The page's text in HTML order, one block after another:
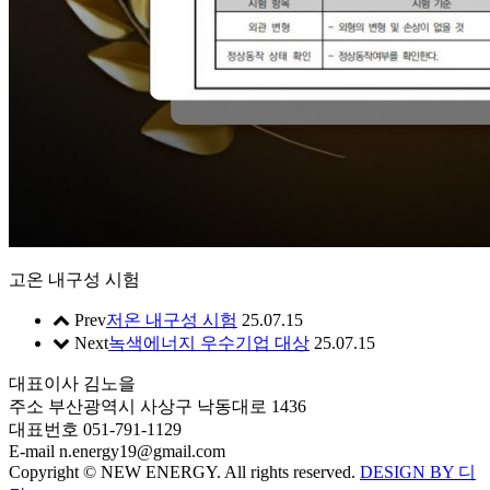
고온 내구성 시험
Prev저온 내구성 시험 25.07.15
Next녹색에너지 우수기업 대상 25.07.15
대표이사 김노을
주소 부산광역시 사상구 낙동대로 1436
대표번호 051-791-1129
E-mail n.energy19@gmail.com
Copyright © NEW ENERGY. All rights reserved. DESIGN BY 디